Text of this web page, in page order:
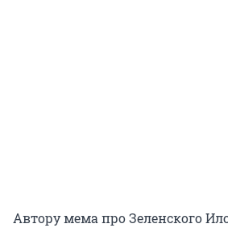
Автору мема про Зеленского